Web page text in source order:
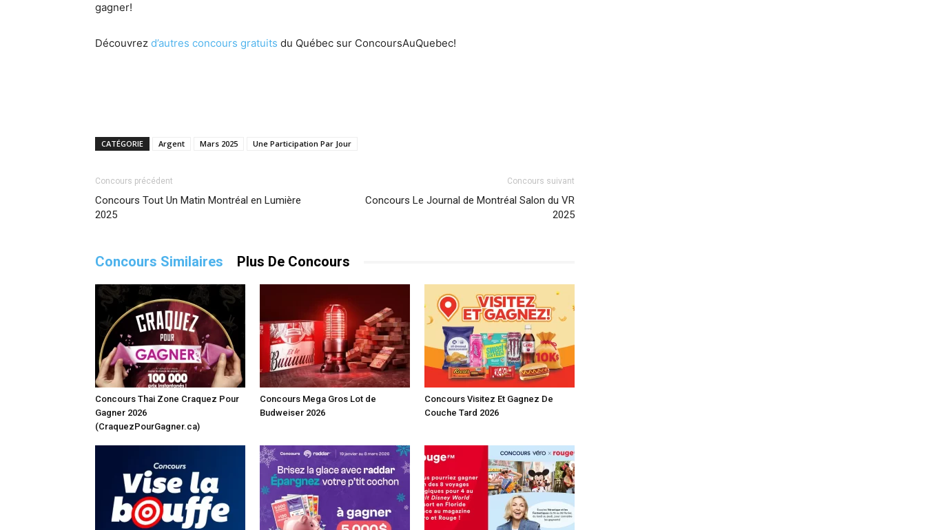
gagner!
Découvrez d’autres concours gratuits du Québec sur ConcoursAuQuebec!
CATÉGORIE Argent Mars 2025 Une Participation Par Jour
Concours précédent
Concours Tout Un Matin Montréal en Lumière
2025
Concours suivant
Concours Le Journal de Montréal Salon du VR
2025
Concours Similaires Plus De Concours
Concours Thai Zone Craquez Pour
Gagner 2026
(CraquezPourGagner.ca)
Concours Mega Gros Lot de
Budweiser 2026
Concours Visitez Et Gagnez De
Couche Tard 2026